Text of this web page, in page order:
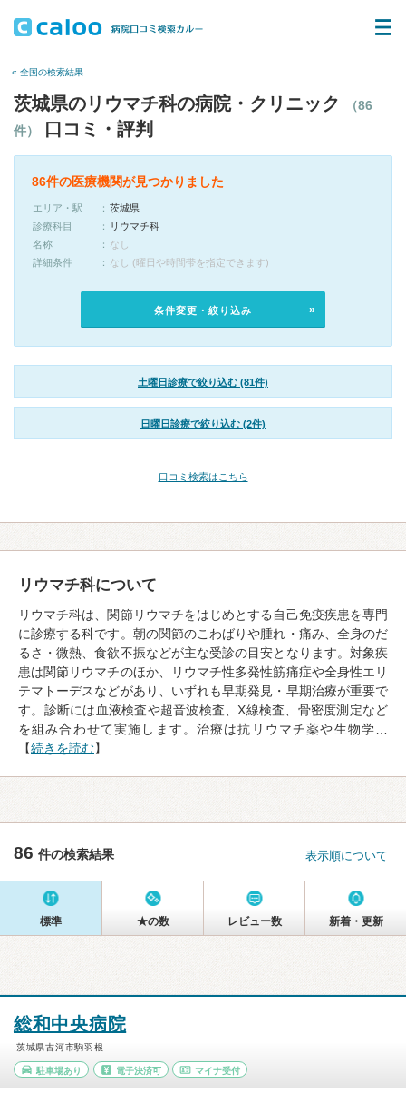
« 全国の検索結果
茨城県のリウマチ科の病院・クリニック
（86
件）
口コミ・評判
86件の医療機関が見つかりました
エリア・駅
茨城県
診療科目
リウマチ科
名称
なし
詳細条件
なし (曜日や時間帯を指定できます)
条件変更・絞り込み
土曜日診療で絞り込む (81件)
日曜日診療で絞り込む (2件)
口コミ検索はこちら
リウマチ科について
リウマチ科は、関節リウマチをはじめとする自己免疫疾患を専門
に診療する科です。朝の関節のこわばりや腫れ・痛み、全身のだ
るさ・微熱、食欲不振などが主な受診の目安となります。対象疾
患は関節リウマチのほか、リウマチ性多発性筋痛症や全身性エリ
テマトーデスなどがあり、いずれも早期発見・早期治療が重要で
す。診断には血液検査や超音波検査、X線検査、骨密度測定など
を組み合わせて実施します。治療は抗リウマチ薬や生物学…
【続きを読む】
86 件の検索結果 表示順について
標準 ★の数 レビュー数 新着・更新
総和中央病院
茨城県古河市駒羽根
駐車場あり 電子決済可 マイナ受付